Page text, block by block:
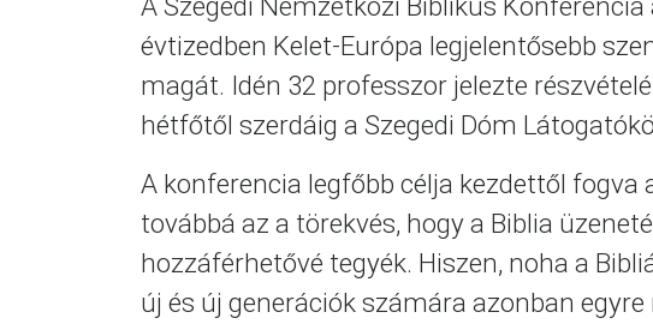
évtizedben Kelet-Európa legjelentősebb
magát. Idén 32 professzor jelezte
hétfőtől szerdáig a Szegedi Dóm
A konferencia legfőbb célja kezdettől fogva
továbbá az a törekvés, hogy a Biblia
hozzáférhetővé tegyék. Hiszen, noha a
új és új generációk számára azonban